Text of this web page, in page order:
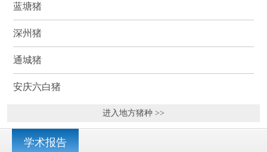
蓝塘猪
深州猪
通城猪
安庆六白猪
进入地方猪种 >>
学术报告